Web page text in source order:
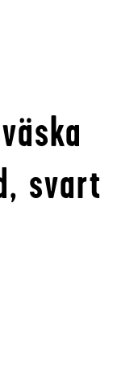
svart